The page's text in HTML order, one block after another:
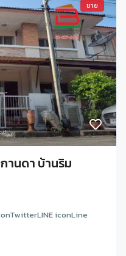
ขาย
านดา บ้านริม
iconLine